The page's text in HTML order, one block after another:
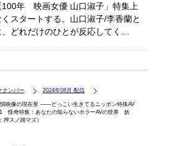
100年 映画女優 山口淑子」特集上
スタートする。山口淑子/李香蘭と
どれだけのひとが反応してく…
ナンバー 2024年08月 配信
映像の現在形 ――どっこい生きてるニッポン特殊AV
怪奇特集：あなたの知らないホラーAVの世界 妖
押スノ踏マズ）